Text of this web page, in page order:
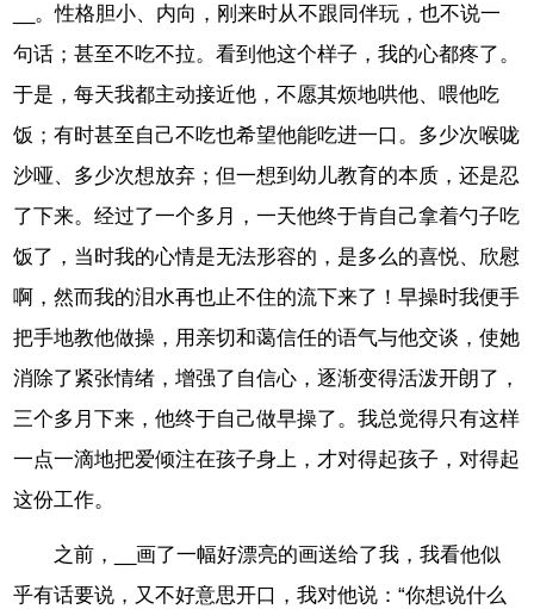
__。性格胆小、内向，刚来时从不跟同伴玩，也不说一
句话；甚至不吃不拉。看到他这个样子，我的心都疼了。
于是，每天我都主动接近他，不愿其烦地哄他、喂他吃
饭；有时甚至自己不吃也希望他能吃进一口。多少次喉咙
沙哑、多少次想放弃；但一想到幼儿教育的本质，还是忍
了下来。经过了一个多月，一天他终于肯自己拿着勺子吃
饭了，当时我的心情是无法形容的，是多么的喜悦、欣慰
啊，然而我的泪水再也止不住的流下来了！早操时我便手
把手地教他做操，用亲切和蔼信任的语气与他交谈，使她
消除了紧张情绪，增强了自信心，逐渐变得活泼开朗了，
三个多月下来，他终于自己做早操了。我总觉得只有这样
一点一滴地把爱倾注在孩子身上，才对得起孩子，对得起
这份工作。
之前，__画了一幅好漂亮的画送给了我，我看他似
乎有话要说，又不好意思开口，我对他说：“你想说什么